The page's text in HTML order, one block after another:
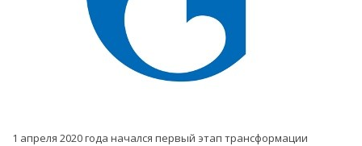
1 апреля 2020 года начался первый этап трансформации